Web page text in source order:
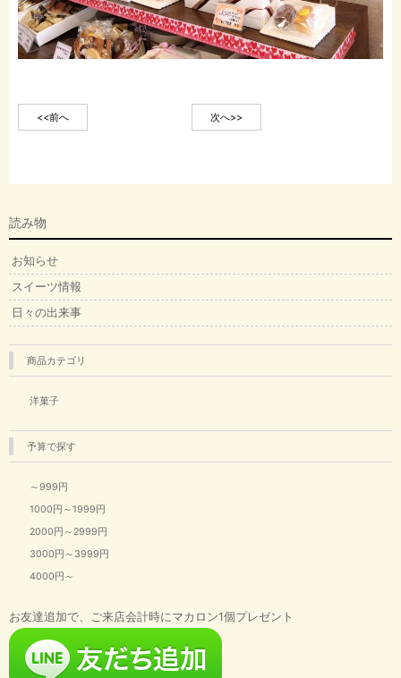
<<前へ 次へ>>
読み物
お知らせ
スイーツ情報
日々の出来事
商品カテゴリ
洋菓子
予算で探す
～999円
1000円～1999円
2000円～2999円
3000円～3999円
4000円～
お友達追加で、ご来店会計時にマカロン1個プレゼント